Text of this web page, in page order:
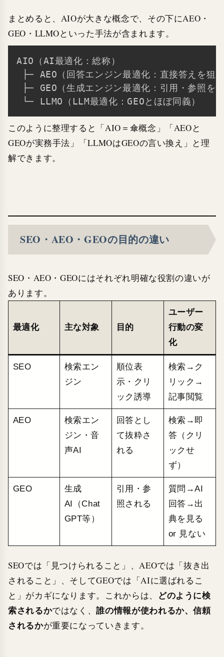
まとめると、AIOが大きな概念で、その下にAEO・
GEO・LLMOといった手法が含まれます。
AIO（AI最適化：総称）
├─ AEO（回答エンジン最適化：直接答えを狙
├─ GEO（生成エンジン最適化：引用・参照を
このように整理すると「AIO＝傘概念」「AEOと
GEOが実務手法」「LLMOはGEOの言い換え」と理
解できます。
SEO・AEO・GEOの目的の違い
SEO・AEO・GEOにはそれぞれ明確な役割の違いが
あります。
最適化 主な対象 目的
ユーザー
行動の変
化
SEO
検索エン
ジン
順位表
示・クリ
ック誘導
検索→ク
リック→
記事閲覧
AEO
検索エン
ジン・音
声AI
回答とし
て抜粋さ
れる
検索→即
答（クリ
ックせ
ず）
GEO
生成
AI（Chat
GPT等）
引用・参
照される
質問→AI
回答→出
典を見る
or 見ない
SEOでは「見つけられること」、AEOでは「抜き出
されること」、そしてGEOでは「AIに選ばれるこ
と」がカギになります。これからは、 どのように検
索されるかではなく、誰の情報が使われるか、信頼
されるかが重要になっていきます。